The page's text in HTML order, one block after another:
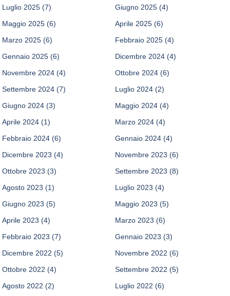
Luglio 2025 (7) Giugno 2025 (4)
Maggio 2025 (6) Aprile 2025 (6)
Marzo 2025 (6) Febbraio 2025 (4)
Gennaio 2025 (6) Dicembre 2024 (4)
Novembre 2024 (4) Ottobre 2024 (6)
Settembre 2024 (7) Luglio 2024 (2)
Giugno 2024 (3) Maggio 2024 (4)
Aprile 2024 (1) Marzo 2024 (4)
Febbraio 2024 (6) Gennaio 2024 (4)
Dicembre 2023 (4) Novembre 2023 (6)
Ottobre 2023 (3) Settembre 2023 (8)
Agosto 2023 (1) Luglio 2023 (4)
Giugno 2023 (5) Maggio 2023 (5)
Aprile 2023 (4) Marzo 2023 (6)
Febbraio 2023 (7) Gennaio 2023 (3)
Dicembre 2022 (5) Novembre 2022 (6)
Ottobre 2022 (4) Settembre 2022 (5)
Agosto 2022 (2) Luglio 2022 (6)